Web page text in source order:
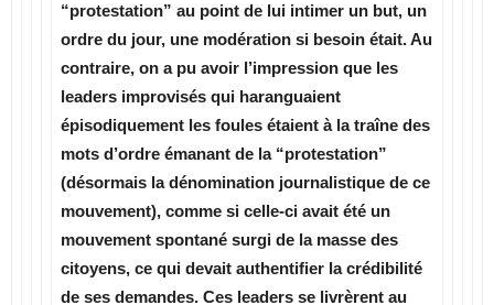
“protestation” au point de lui intimer un but, un
ordre du jour, une modération si besoin était. Au
contraire, on a pu avoir l’impression que les
leaders improvisés qui haranguaient
épisodiquement les foules étaient à la traîne des
mots d’ordre émanant de la “protestation”
(désormais la dénomination journalistique de ce
mouvement), comme si celle-ci avait été un
mouvement spontané surgi de la masse des
citoyens, ce qui devait authentifier la crédibilité
de ses demandes. Ces leaders se livrèrent au